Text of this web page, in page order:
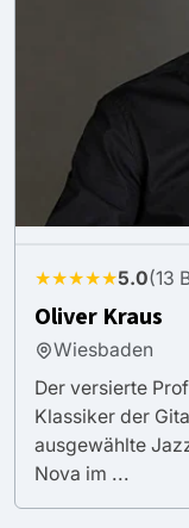
★★★★★5.0(13
Oliver Kraus
Wiesbaden
Der versierte
Klassiker der
ausgewählte
Nova im ...